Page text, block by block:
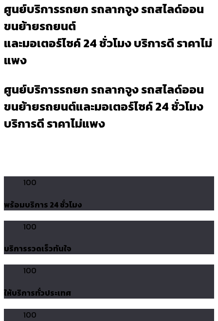
ศูนย์บริการรถยก รถลากจูง รถสไลด์ออน
ขนย้ายรถยนต์
และมอเตอร์ไซค์ 24 ชั่วโมง บริการดี ราคาไม่
แพง
ศูนย์บริการรถยก รถลากจูง รถสไลด์ออน
ขนย้ายรถยนต์และมอเตอร์ไซค์ 24 ชั่วโมง
บริการดี ราคาไม่แพง
100
พร้อมบริการ 24 ชั่วโมง
100
บริการรวดเร็วทันใจ
100
ให้บริการทั่วประเทศ
100